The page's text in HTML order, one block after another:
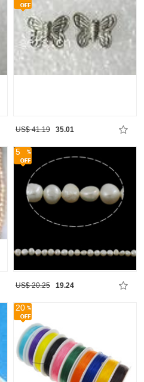
US$ 41.19 35.01
5
US$ 20.25 19.24
20